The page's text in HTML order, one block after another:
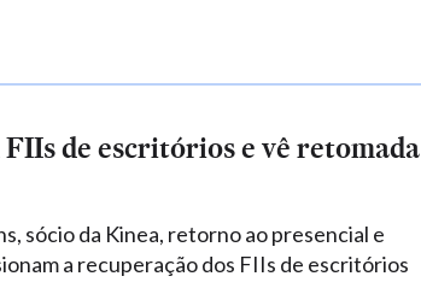
de escritórios e vê retomada
sócio da Kinea, retorno ao presencial e
a recuperação dos FIIs de escritórios